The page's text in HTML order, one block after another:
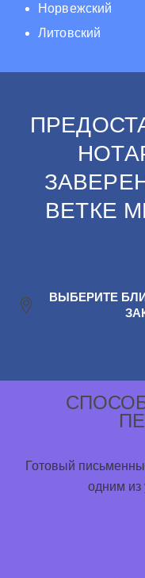
Норвежский
Литовский
ВЕТКЕ
ВЫБЕРИТЕ
Готовый
одним из